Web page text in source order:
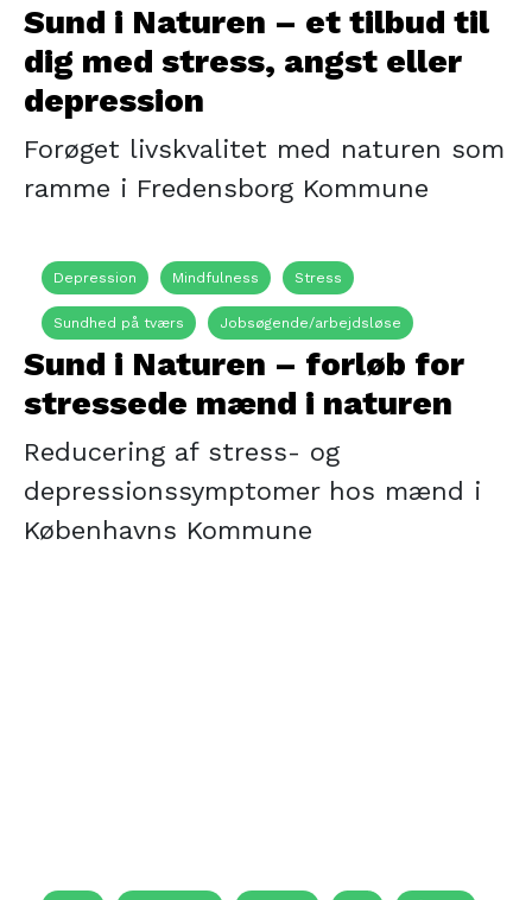
Sund i Naturen – et tilbud til
dig med stress, angst eller
depression
Forøget livskvalitet med naturen som
ramme i Fredensborg Kommune
Depression Mindfulness Stress
Sundhed på tværs Jobsøgende/arbejdsløse
Kortuddannede Mænds sundhed Naturcenter
Naturen
Sund i Naturen – forløb for
stressede mænd i naturen
Reducering af stress- og
depressionssymptomer hos mænd i
Københavns Kommune